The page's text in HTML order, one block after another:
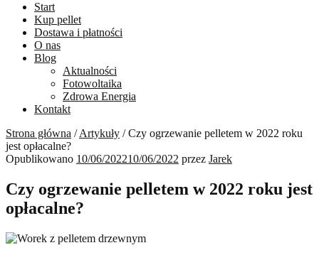
Start
Kup pellet
Dostawa i płatności
O nas
Blog
Aktualności
Fotowoltaika
Zdrowa Energia
Kontakt
Strona główna /Artykuły /Czy ogrzewanie pelletem w 2022 roku
jest opłacalne?
Opublikowano 10/06/202210/06/2022 przez Jarek
Czy ogrzewanie pelletem w 2022 roku jest
opłacalne?